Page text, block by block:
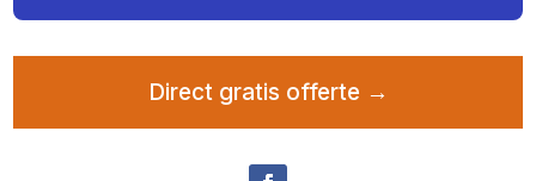
Direct gratis offerte →